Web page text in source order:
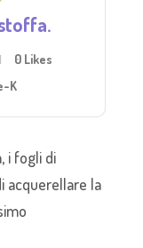
0Likes
K
i fogli di
acquerellare la